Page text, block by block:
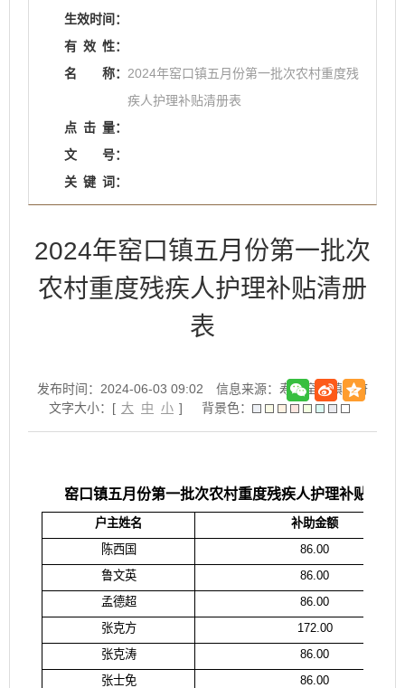
生效时间：
有 效 性：
名
称： 2024年窑口镇五月份第一批次农村重度残
疾人护理补贴清册表
点 击 量：
文
号：
关 键 词：
2024年窑口镇五月份第一批次
农村重度残疾人护理补贴清册
表
发布时间：2024-06-03 09:02
信息来源：寿县窑口镇政府
文字大小：[ 大 中 小 ] 背景色：
窑口镇五月份第一批次农村重度残疾人护理补贴清册
户主姓名
补助金额
陈西国
86.00
鲁文英
86.00
孟德超
86.00
张克方
172.00
张克涛
86.00
张士免
86.00